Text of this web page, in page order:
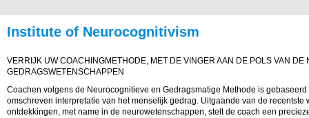
Institute of Neurocognitivism
VERRIJK UW COACHINGMETHODE, MET DE VINGER AAN DE POLS VAN DE
GEDRAGSWETENSCHAPPEN
Coachen volgens de Neurocognitieve en Gedragsmatige Methode is
omschreven interpretatie van het menselijk gedrag. Uitgaande van de recentste
ontdekkingen, met name in de neurowetenschappen, stelt de coach een